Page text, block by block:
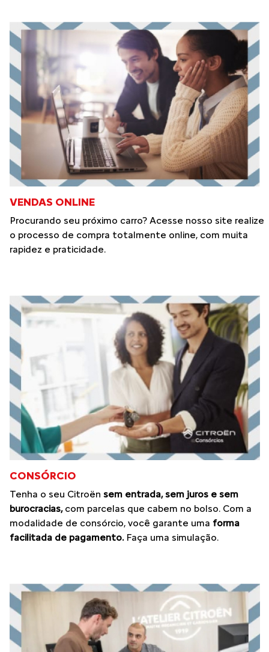
VENDAS ONLINE
Procurando seu próximo carro? Acesse nosso site realize
o processo de compra totalmente online, com muita
rapidez e praticidade.
CONSÓRCIO
Tenha o seu Citroën sem entrada, sem juros e sem
burocracias,com parcelas que cabem no bolso. Com a
modalidade de consórcio, você garante uma forma
facilitada de pagamento.Faça uma simulação.